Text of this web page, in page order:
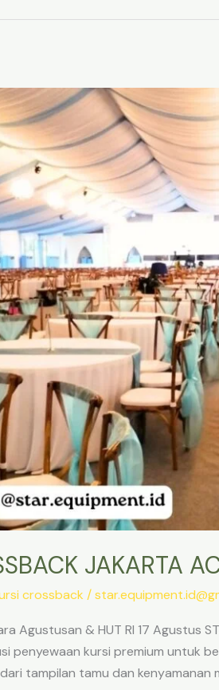
JAKARTA
crossback /
Agustusan & HUT RI 17 Agustus
penyewaan kursi premium untuk
tampilan tamu dan kenyamanan